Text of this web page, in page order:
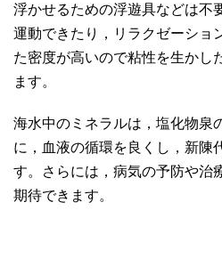
浮かせるための浮遊具などは不
運動できたり，リラクゼーショ
た密度が高いので粘性を生かし
ます。
海水中のミネラルは，塩化物泉
に，血液の循環を良くし，新陳
す。さらには，病気の予防や治
期待できます。